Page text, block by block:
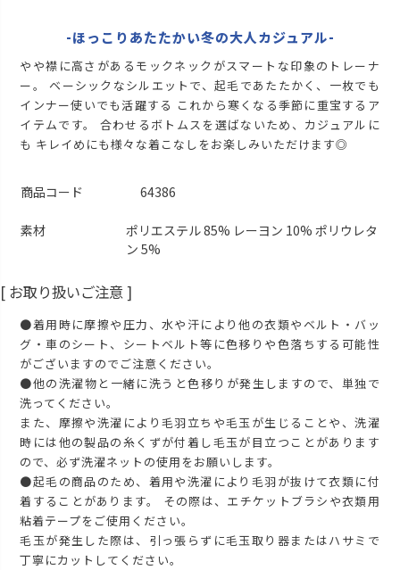
M
在庫切れ
L
在庫切れ
再入荷お知らせ
LL
在庫切れ
再入荷お知らせ
-ほっこりあたたかい冬の大人カジュアル-
やや襟に高さがあるモックネックがスマートな印象のトレーナ
ー。 ベーシックなシルエットで、起毛であたたかく、一枚でも
インナー使いでも活躍する これから寒くなる季節に重宝するア
イテムです。 合わせるボトムスを選ばないため、カジュアルに
も キレイめにも様々な着こなしをお楽しみいただけます◎
商品コード 64386
素材
ポリエステル 85% レーヨン 10% ポリウレタ
ン 5%
[ お取り扱いご注意 ]
●着用時に摩擦や圧力、水や汗により他の衣類やベルト・バッ
グ・車のシート、シートベルト等に色移りや色落ちする可能性
がございますのでご注意ください。
●他の洗濯物と一緒に洗うと色移りが発生しますので、単独で
洗ってください。
また、摩擦や洗濯により毛羽立ちや毛玉が生じることや、洗濯
時には他の製品の糸くずが付着し毛玉が目立つことがあります
ので、必ず洗濯ネットの使用をお願いします。
●起毛の商品のため、着用や洗濯により毛羽が抜けて衣類に付
着することがあります。 その際は、エチケットブラシや衣類用
粘着テープをご使用ください。
毛玉が発生した際は、引っ張らずに毛玉取り器またはハサミで
丁寧にカットしてください。